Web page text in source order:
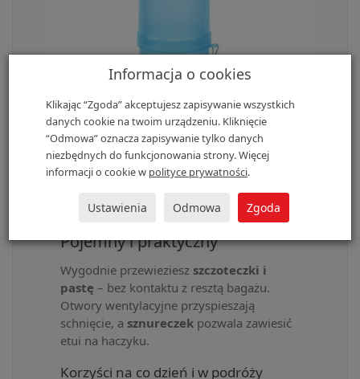
Pojemny i praktyczny
Wygodnie przewieziesz szczoteczki i
pastę – bez kontaktu z resztą bagażu.
Otwory wentylacyjne przyspieszają
schnięcie, a sznureczek pozwala zawiesić
etui na haczyku.
Korzyści na co dzień i w podróży
Informacja o cookies
Klikając “Zgoda” akceptujesz zapisywanie wszystkich
danych cookie na twoim urządzeniu. Kliknięcie
“Odmowa” oznacza zapisywanie tylko danych
niezbędnych do funkcjonowania strony. Więcej
informacji o cookie w polityce prywatności.
Ustawienia Odmowa Zgoda